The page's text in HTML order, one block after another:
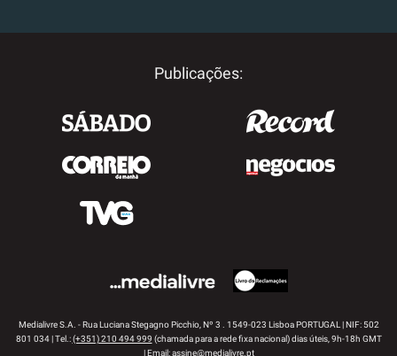
Publicações:
Medialivre S.A. - Rua Luciana Stegagno Picchio, Nº 3 . 1549-023 Lisboa PORTUGAL | NIF: 502
801 034 | Tel.:(+351) 210 494 999 (chamada para a rede fixa nacional) dias úteis, 9h-18h GMT
| Email:assine@medialivre.pt